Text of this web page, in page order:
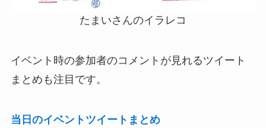
たまいさんのイラレコ
イベント時の参加者のコメントが見れるツイート
まとめも注目です。
当日のイベントツイートまとめ